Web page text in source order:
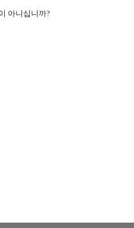
아니십니까?